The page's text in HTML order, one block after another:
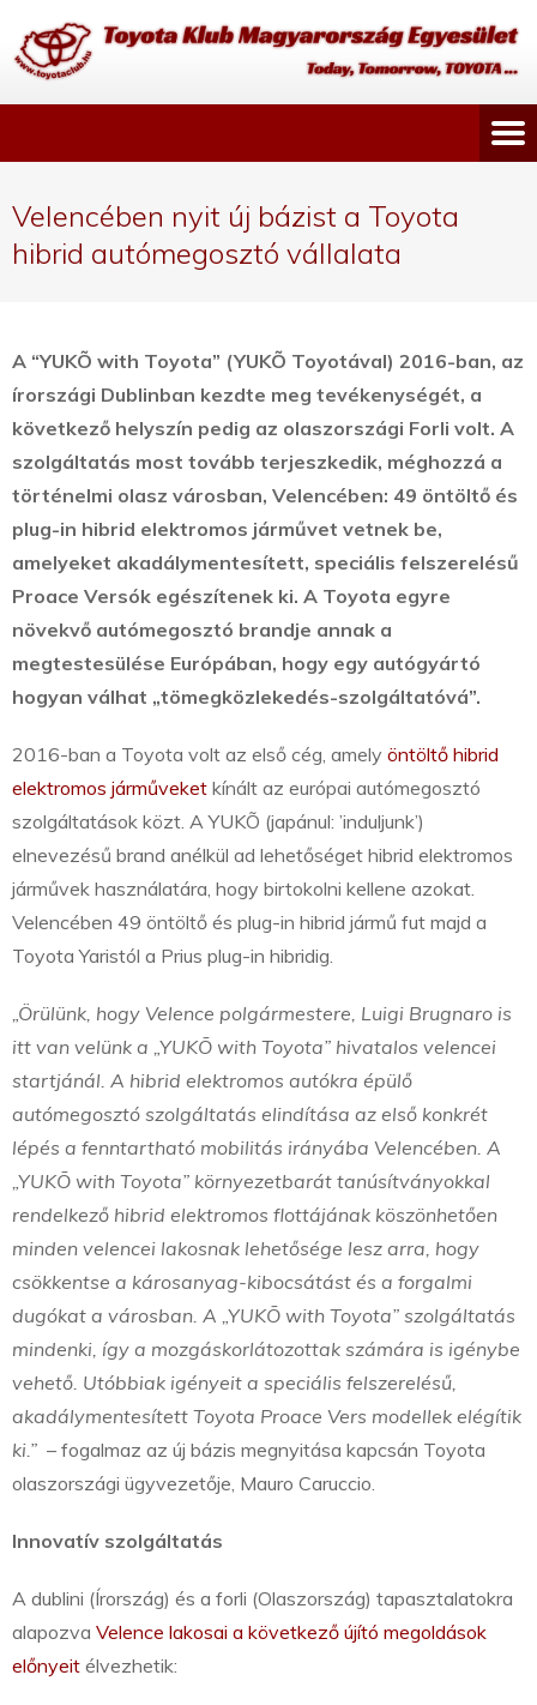
Velencében nyit új bázist a Toyota
hibrid autómegosztó vállalata
A “YUKÕ with Toyota” (YUKÕ Toyotával) 2016-ban, az
írországi Dublinban kezdte meg tevékenységét, a
következő helyszín pedig az olaszországi Forli volt. A
szolgáltatás most tovább terjeszkedik, méghozzá a
történelmi olasz városban, Velencében: 49 öntöltő és
plug-in hibrid elektromos járművet vetnek be,
amelyeket akadálymentesített, speciális felszerelésű
Proace Versók egészítenek ki. A Toyota egyre
növekvő autómegosztó brandje annak a
megtestesülése Európában, hogy egy autógyártó
hogyan válhat „tömegközlekedés-szolgáltatóvá”.
2016-ban a Toyota volt az első cég, amely öntöltő hibrid
elektromos járműveket kínált az európai autómegosztó
szolgáltatások közt. A YUKÕ (japánul: ’induljunk’)
elnevezésű brand anélkül ad lehetőséget hibrid elektromos
járművek használatára, hogy birtokolni kellene azokat.
Velencében 49 öntöltő és plug-in hibrid jármű fut majd a
Toyota Yaristól a Prius plug-in hibridig.
„Örülünk, hogy Velence polgármestere, Luigi Brugnaro is
itt van velünk a „YUKÕ with Toyota” hivatalos velencei
startjánál. A hibrid elektromos autókra épülő
autómegosztó szolgáltatás elindítása az első konkrét
lépés a fenntartható mobilitás irányába Velencében. A
„YUKÕ with Toyota” környezetbarát tanúsítványokkal
rendelkező hibrid elektromos flottájának köszönhetően
minden velencei lakosnak lehetősége lesz arra, hogy
csökkentse a károsanyag-kibocsátást és a forgalmi
dugókat a városban. A „YUKÕ with Toyota” szolgáltatás
mindenki, így a mozgáskorlátozottak számára is igénybe
vehető. Utóbbiak igényeit a speciális felszerelésű,
akadálymentesített Toyota Proace Vers modellek elégítik
ki.” – fogalmaz az új bázis megnyitása kapcsán Toyota
olaszországi ügyvezetője, Mauro Caruccio.
Innovatív szolgáltatás
A dublini (Írország) és a forli (Olaszország) tapasztalatokra
alapozva Velence lakosai a következő újító megoldások
előnyeit élvezhetik: